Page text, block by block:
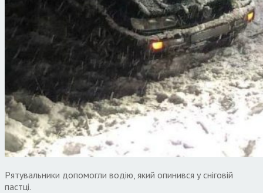
Рятувальники допомогли водію, який опинився у сніговій
пастці.